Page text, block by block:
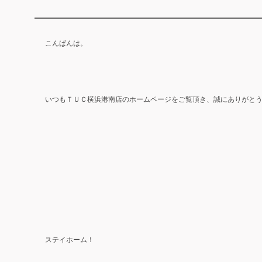
こんばんは。
いつもＴＵＣ横浜港南店のホームページをご覧頂き、誠にありがとう
ステイホーム！